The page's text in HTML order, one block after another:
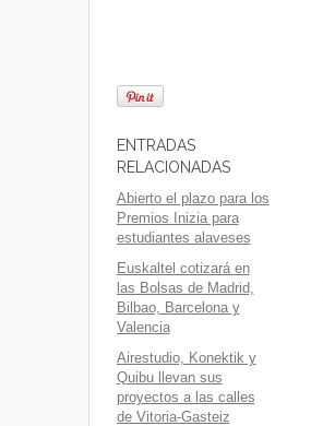
ENTRADAS
RELACIONADAS
Abierto el plazo para los
Premios Inizia para
estudiantes alaveses
Euskaltel cotizará en
las Bolsas de Madrid,
Bilbao, Barcelona y
Valencia
Airestudio, Konektik y
Quibu llevan sus
proyectos a las calles
de Vitoria-Gasteiz